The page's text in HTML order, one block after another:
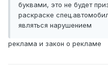
буквами, это не будет
раскраске
являться нарушением
реклама и закон о рекламе